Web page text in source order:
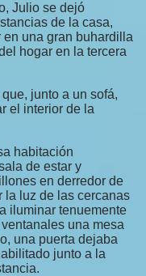
Julio se dejó
de la casa,
una gran buhardilla
hogar en la tercera
junto a un sofá,
el interior de la
habitación
de estar y
en derredor de
la luz de las cercanas
iluminar tenuemente
una mesa
una puerta dejaba
junto a la